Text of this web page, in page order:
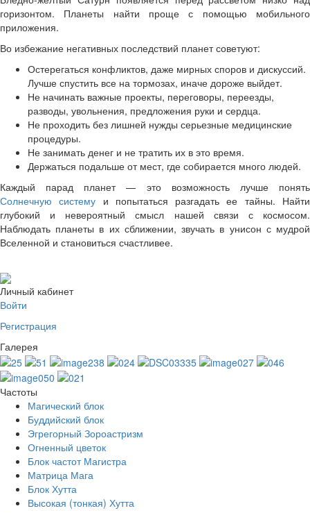
горизонтом. Планеты найти проще с помощью мобильного
приложения.
Во избежание негативных последствий планет советуют:
Остерегаться конфликтов, даже мирных споров и дискуссий.
Лучше спустить все на тормозах, иначе дороже выйдет.
Не начинать важные проекты, переговоры, переезды,
разводы, увольнения, предложения руки и сердца.
Не проходить без лишней нужды серьезные медицинские
процедуры.
Не занимать денег и не тратить их в это время.
Держаться подальше от мест, где собирается много людей.
Каждый парад планет — это возможность лучше понять
Солнечную систему и попытаться разгадать ее тайны. Найти
глубокий и невероятный смысл нашей связи с космосом.
Наблюдать планеты в их сближении, звучать в унисон с мудрой
Вселенной и становиться счастливее.
Личный кабинет
Войти
Регистрация
Галерея
Частоты
Магический блок
Буддийский блок
Эгрегорный Зороастризм
Огненный цветок
Блок частот Магистра
Матрица Мага
Блок Хутта
Высокая (тонкая) Хутта